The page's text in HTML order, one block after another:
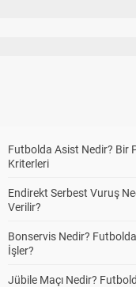
Futbolda Asist Nedir? Bir
Kriterleri
Endirekt Serbest Vuruş
Verilir?
Bonservis Nedir?
İşler?
Jübile Maçı Nedir?